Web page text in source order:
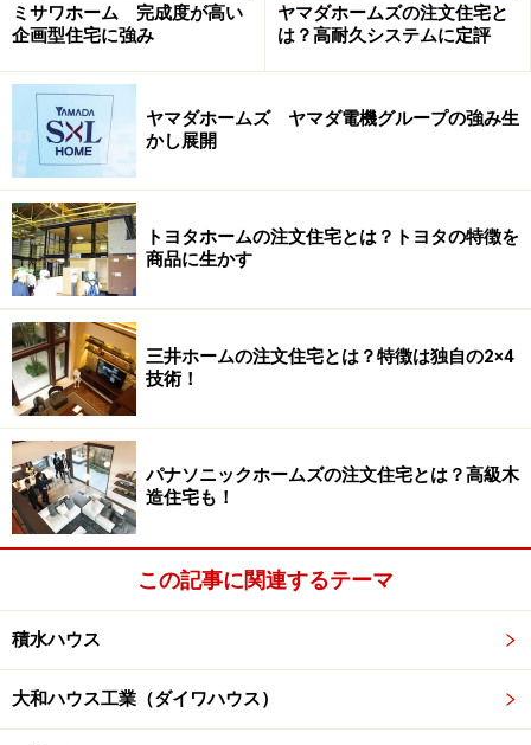
太陽光発電システム累計搭載数がギネス世
界記録に認定
セキスイハイムが近年搭載を積極化している「スマートハイ
ム・ナビ」。 ユーザーと同社が常時インターネットでつな
がっており、ユーザーは省エネや節電の具体的なアドバイス
を受けられる（クリックすると拡大します）
ところで、PV累計12万棟という数字をわかりやすく説明
すると、その発電容量は世界的にみて8位（2009年末時
点）。これはフランスに次ぐレベルにあたるといいま
す。2012年2月にはその搭載実績が評価されて、「ギネ
ス世界記録」に認定されました。
さて、セキスイハイムが現在、PVに次いで搭載を進めて
テム）と家庭用蓄電池の搭載です。これらについてもPV
同様、いち早く取り組んでおり、HEMSは累計25000
に搭載し、業界トップを走っています。
ミサワホーム 完成度が高い
企画型住宅に強み
ヤマダホームズの注文住宅と
は？高耐久システムに定評
ヤマダホームズ ヤマダ電機グループの強み生
かし展開
トヨタホームの注文住宅とは？トヨタの特徴を
商品に生かす
三井ホームの注文住宅とは？特徴は独自の2×4
技術！
パナソニックホームズの注文住宅とは？高級木
造住宅も！
この記事に関連するテーマ
積水ハウス
大和ハウス工業（ダイワハウス）